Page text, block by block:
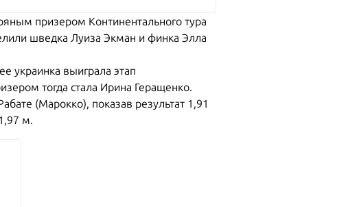
призером Континентального тура
шведка Луиза Экман и финка Элла
украинка выиграла этап
тогда стала Ирина Геращенко.
(Марокко), показав результат 1,91
м.